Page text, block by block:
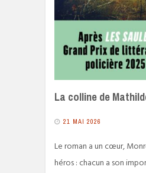
La colline de
21 MAI 2026
Le roman a un cœur,
héros : chacun a son